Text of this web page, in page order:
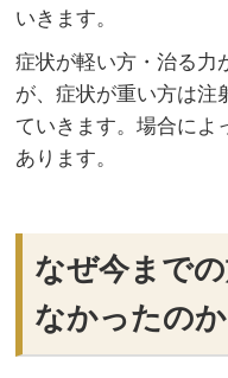
いきます。
症状が軽い方・治る力
が、症状が重い方は注
ていきます。場合によ
あります。
なぜ今まで
なかったのか